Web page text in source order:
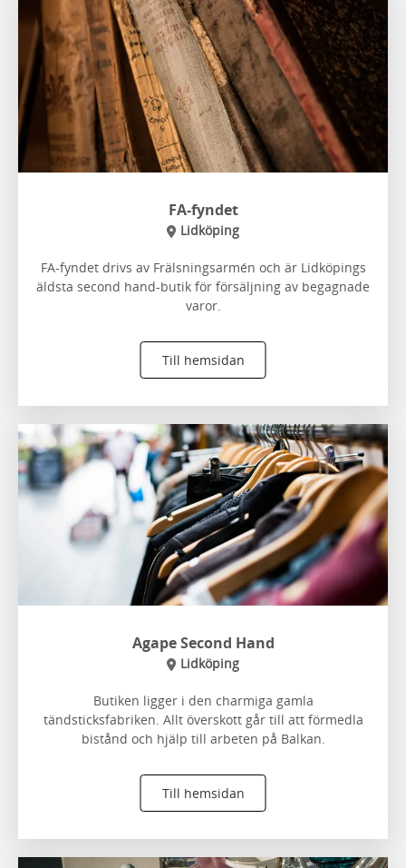
FA-fyndet
Lidköping
FA-fyndet drivs av Frälsningsarmén och är Lidköpings
äldsta second hand-butik för försäljning av begagnade
varor.
Till hemsidan
Agape Second Hand
Lidköping
Butiken ligger i den charmiga gamla
tändsticksfabriken. Allt överskott går till att förmedla
bistånd och hjälp till arbeten på Balkan.
Till hemsidan